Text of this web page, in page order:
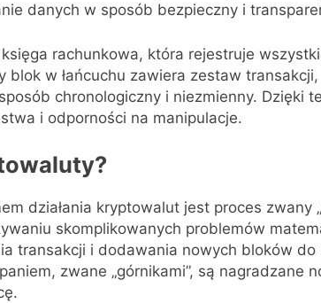
danych w sposób bezpieczny i
rachunkowa, która rejestruje
blok w łańcuchu zawiera zestaw
chronologiczny i niezmienny. Dzięki
i odporności na manipulacje.
działania kryptowalut jest proces zwany
skomplikowanych problemów
transakcji i dodawania nowych bloków do
zwane „górnikami”, są nagradzane